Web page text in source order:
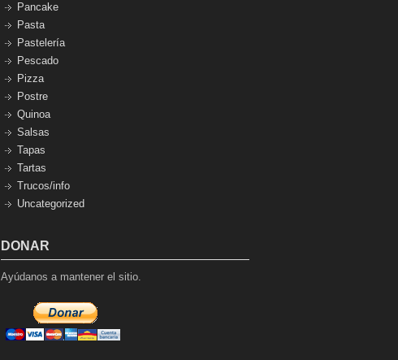
Pancake
Pasta
Pastelería
Pescado
Pizza
Postre
Quinoa
Salsas
Tapas
Tartas
Trucos/info
Uncategorized
DONAR
Ayúdanos a mantener el sitio.